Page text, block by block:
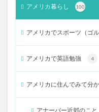
アメリカ暮らし 100
アメリカでスポーツ（ゴ
アメリカで英語勉強 4
アメリカに住んでみて分
アナーバー近郊のこと